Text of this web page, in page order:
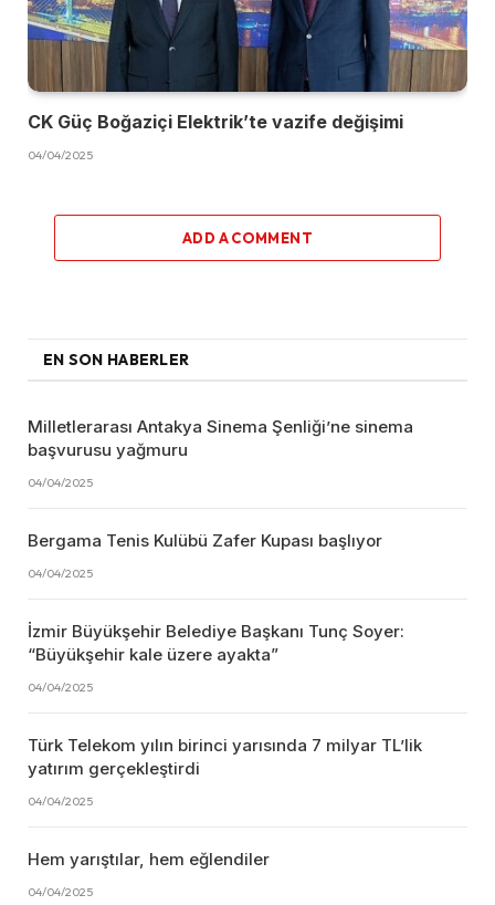
CK Güç Boğaziçi Elektrik’te vazife değişimi
04/04/2025
ADD A COMMENT
EN SON HABERLER
Milletlerarası Antakya Sinema Şenliği’ne sinema
başvurusu yağmuru
04/04/2025
Bergama Tenis Kulübü Zafer Kupası başlıyor
04/04/2025
İzmir Büyükşehir Belediye Başkanı Tunç Soyer:
“Büyükşehir kale üzere ayakta”
04/04/2025
Türk Telekom yılın birinci yarısında 7 milyar TL’lik
yatırım gerçekleştirdi
04/04/2025
Hem yarıştılar, hem eğlendiler
04/04/2025